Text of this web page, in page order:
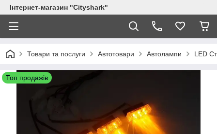
Інтернет-магазин "Сityshark"
Товари та послуги Автотовари Автолампи LED
Топ продажів